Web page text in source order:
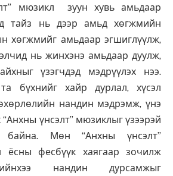
мюзикл зуун хувь амьдаар
тайз нь дээр амьд хөгжмийн
хөгжмийг амьдаар эгшиглүүлж,
нь жинхэнэ амьдаар дуулж,
үзэгчдэд мэдрүүлэх нээ.
бүхнийг хайр дурлал, хүсэл
нандин мэдрэмж, үнэ
үнсэлт” мюзиклыг үзээрэй
байна. Мөн “Анхны үнсэлт”
ёсны фесбүүк хаягаар зочилж
нандин дурсамжыг